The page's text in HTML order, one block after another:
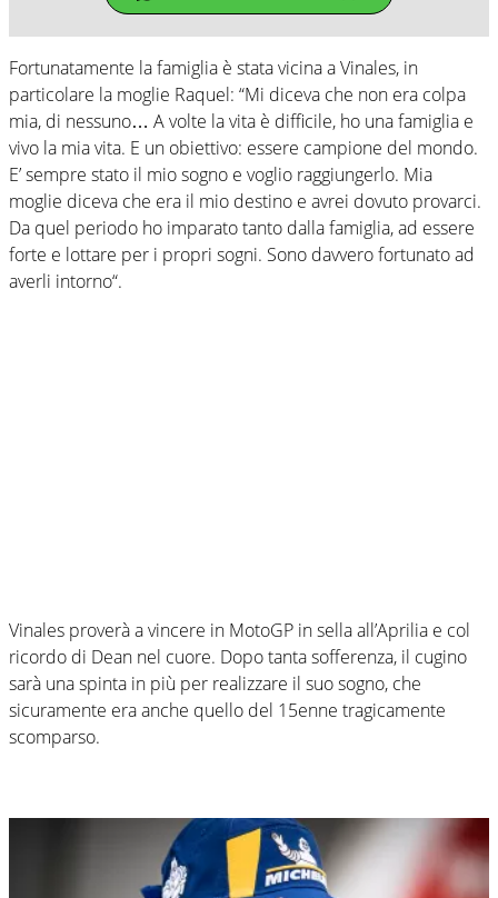
Fortunatamente la famiglia è stata vicina a Vinales, in
particolare la moglie Raquel: “Mi diceva che non era colpa
mia, di nessuno… A volte la vita è difficile, ho una famiglia e
vivo la mia vita. E un obiettivo: essere campione del mondo.
E’ sempre stato il mio sogno e voglio raggiungerlo. Mia
moglie diceva che era il mio destino e avrei dovuto provarci.
Da quel periodo ho imparato tanto dalla famiglia, ad essere
forte e lottare per i propri sogni. Sono davvero fortunato ad
averli intorno“.
Vinales proverà a vincere in MotoGP in sella all’Aprilia e col
ricordo di Dean nel cuore. Dopo tanta sofferenza, il cugino
sarà una spinta in più per realizzare il suo sogno, che
sicuramente era anche quello del 15enne tragicamente
scomparso.